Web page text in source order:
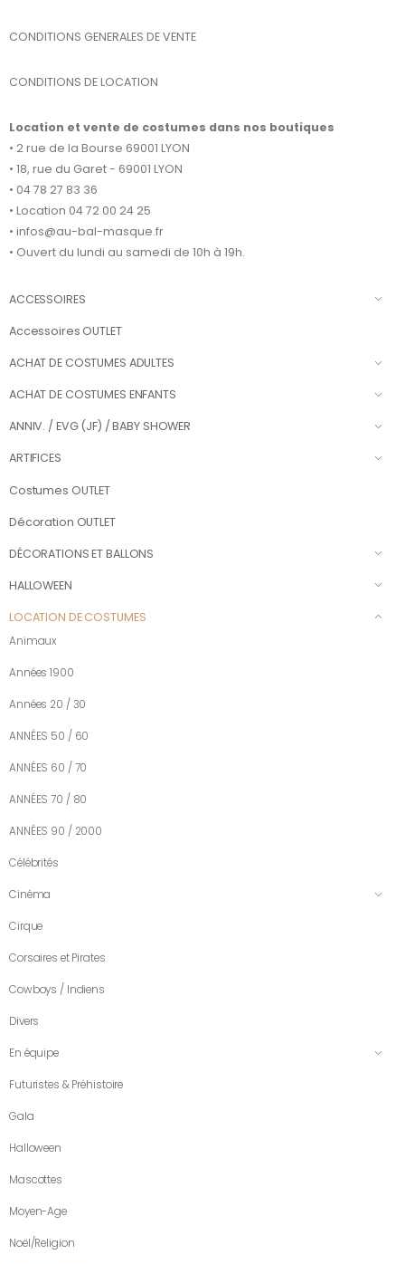
CONDITIONS GENERALES DE VENTE
CONDITIONS DE LOCATION
Location et vente de costumes dans nos boutiques
• 2 rue de la Bourse 69001 LYON
• 18, rue du Garet - 69001 LYON
• 04 78 27 83 36
• Location 04 72 00 24 25
• infos@au-bal-masque.fr
• Ouvert du lundi au samedi de 10h à 19h.
ACCESSOIRES
Accessoires OUTLET
ACHAT DE COSTUMES ADULTES
ACHAT DE COSTUMES ENFANTS
ANNIV. / EVG (JF) / BABY SHOWER
ARTIFICES
Costumes OUTLET
Décoration OUTLET
DÉCORATIONS ET BALLONS
HALLOWEEN
LOCATION DE COSTUMES
Animaux
Années 1900
Années 20 / 30
ANNÉES 50 / 60
ANNÉES 60 / 70
ANNÉES 70 / 80
ANNÉES 90 / 2000
Célébrités
Cinéma
Cirque
Corsaires et Pirates
Cowboys / Indiens
Divers
En équipe
Futuristes & Préhistoire
Gala
Halloween
Mascottes
Moyen-Age
Noël/Religion